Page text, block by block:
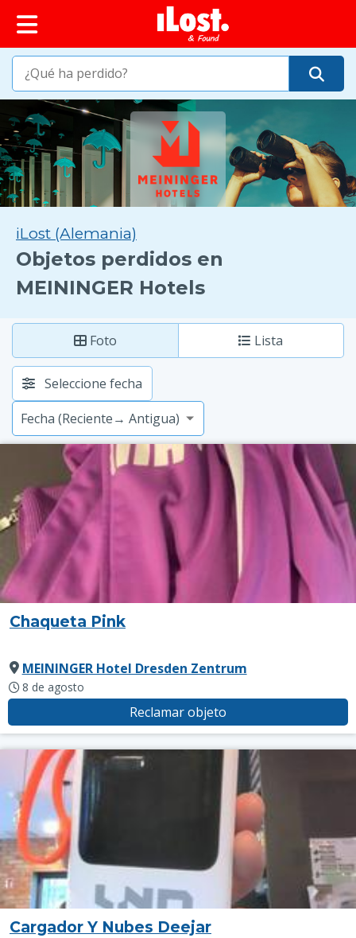
iLost (Alemania)
Objetos perdidos en
MEININGER Hotels
Foto Lista
Seleccione fecha
Chaqueta Pink
MEININGER Hotel Dresden Zentrum
8 de agosto
Reclamar objeto
Cargador Y Nubes Deejar